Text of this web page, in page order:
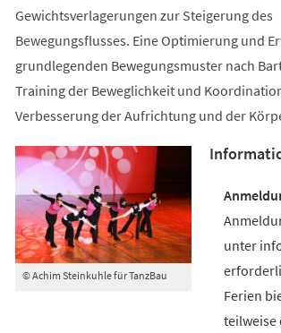
Gewichtsverlagerungen zur Steigerung des
Bewegungsflusses. Eine Optimierung und
grundlegenden Bewegungsmuster nach
Training der Beweglichkeit und
Verbesserung der Aufrichtung und der
© Achim Steinkuhle für TanzBau
unter
Ferien
teilweise